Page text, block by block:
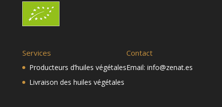
Services
Producteurs d’huiles végétales
Livraison des huiles végétales
Contact
Email: info@zenat.es